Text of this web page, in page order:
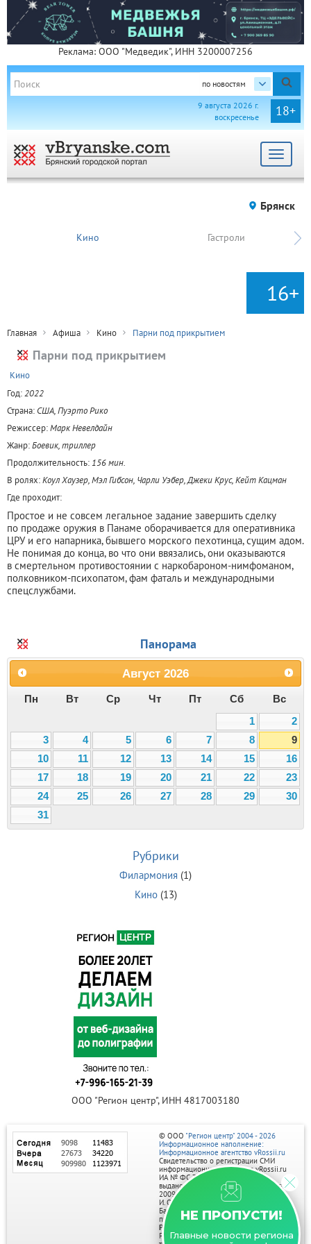
Реклама: ООО "Медведик", ИНН 3200007256
по новостям
18+
9 августа 2026 г.
воскресенье
Toggle
Брянск
Кино Гастроли
16+
Главная Афиша Кино Парни под прикрытием
Парни под прикрытием
Кино
Год:2022
Страна: США, Пуэрто Рико
Режиссер:Марк Невелдайн
Жанр:Боевик, триллер
Продолжительность: 156 мин.
В ролях:Коул Хаузер, Мэл Гибсон, Чарли Уэбер, Джеки Крус, Кейт Кацман
Где проходит:
Простое и не совсем легальное задание завершить сделку
по продаже оружия в Панаме оборачивается для оперативника
ЦРУ и его напарника, бывшего морского пехотинца, сущим адом.
Не понимая до конца, во что они ввязались, они оказываются
в смертельном противостоянии с наркобароном-нимфоманом,
полковником-психопатом, фам фаталь и международными
спецслужбами.
Панорама
Август 2026
Пн Вт Ср Чт Пт Сб
Вс
1
2
3
4 5 6 7 8
9
10
11 12 13 14 15
16
17
18 19 20 21 22
23
24
25 26 27 28 29
30
31
Рубрики
Филармония (1)
Кино(13)
ООО "Регион центр", ИНН 4817003180
НЕ ПРОПУСТИ!
Главные новости региона
© ООО "Регион центр" 2004 - 2026
Информационное наполнение:
Информационное агентство vRossii.ru
Свидетельство о регистрации СМИ
информационного агентства vRossii.ru
ИА № ФС 77‑35502
выдано РОСКОМНАДЗОРом 04 марта
2009г.
И. О. Главного редактора Нарыков А. Н.
Баннеры на портале размещаются на
правах рекламы.
Реклама на портале:
Рекламное агентство "Умный маркетинг"